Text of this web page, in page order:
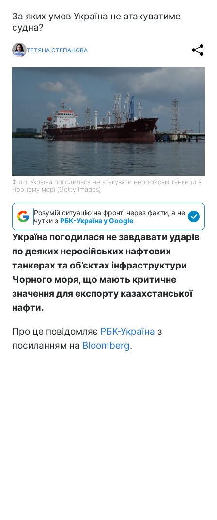
За яких умов Україна не атакуватиме
судна?
ТЕТЯНА СТЕПАНОВА
Фото: Україна погодилася не атакувати неросійські танкери в
Чорному морі (Getty Images)
Розумій ситуацію на фронті через факти, а не
чутки з РБК-Україна у Google
Україна погодилася не завдавати ударів
по деяких неросійських нафтових
танкерах та об’єктах інфраструктури
Чорного моря, що мають критичне
значення для експорту казахстанської
нафти.
Про це повідомляє РБК-Україна з
посиланням на Bloomberg.